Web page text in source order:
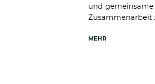
und
Zusammenarbeit
MEHR